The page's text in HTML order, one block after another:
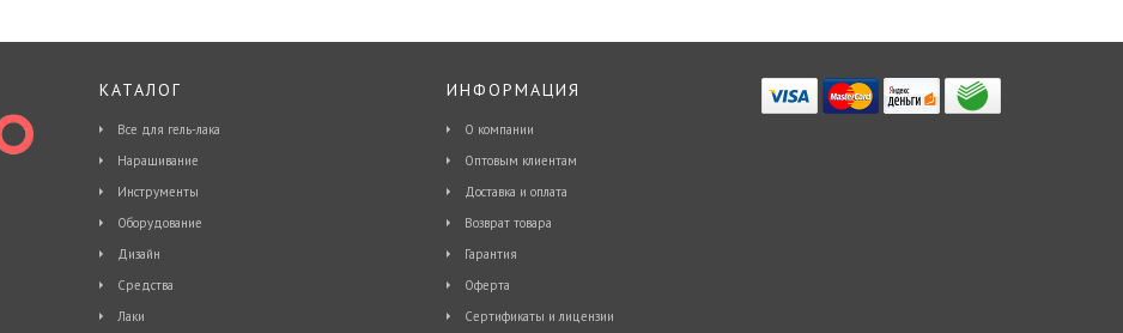
КАТАЛОГ
Все для гель-лака
Наращивание
Инструменты
Оборудование
Дизайн
Средства
Лаки
ИНФОРМАЦИЯ
О компании
Оптовым клиентам
Доставка и оплата
Возврат товара
Гарантия
Оферта
Сертификаты и лицензии